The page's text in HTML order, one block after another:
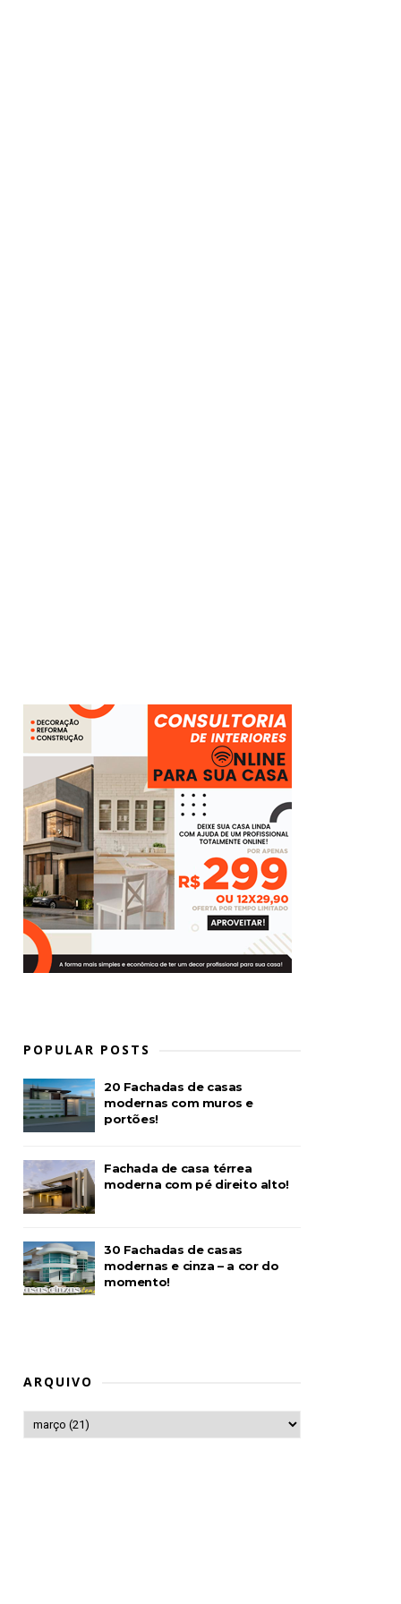
POPULAR POSTS
20 Fachadas de casas
modernas com muros e
portões!
Fachada de casa térrea
moderna com pé direito alto!
30 Fachadas de casas
modernas e cinza – a cor do
momento!
ARQUIVO